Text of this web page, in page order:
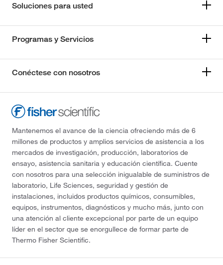
Soluciones para usted
Programas y Servicios
Conéctese con nosotros
Mantenemos el avance de la ciencia ofreciendo más de 6
millones de productos y amplios servicios de asistencia a los
mercados de investigación, producción, laboratorios de
ensayo, asistencia sanitaria y educación científica. Cuente
con nosotros para una selección inigualable de suministros de
laboratorio, Life Sciences, seguridad y gestión de
instalaciones, incluidos productos químicos, consumibles,
equipos, instrumentos, diagnósticos y mucho más, junto con
una atención al cliente excepcional por parte de un equipo
líder en el sector que se enorgullece de formar parte de
Thermo Fisher Scientific.